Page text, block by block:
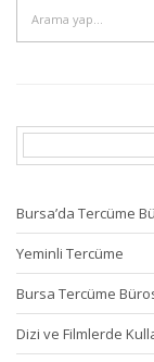
Bursa’da Tercüme
Yeminli Tercüme
Bursa Tercüme
Dizi ve Filmlerde